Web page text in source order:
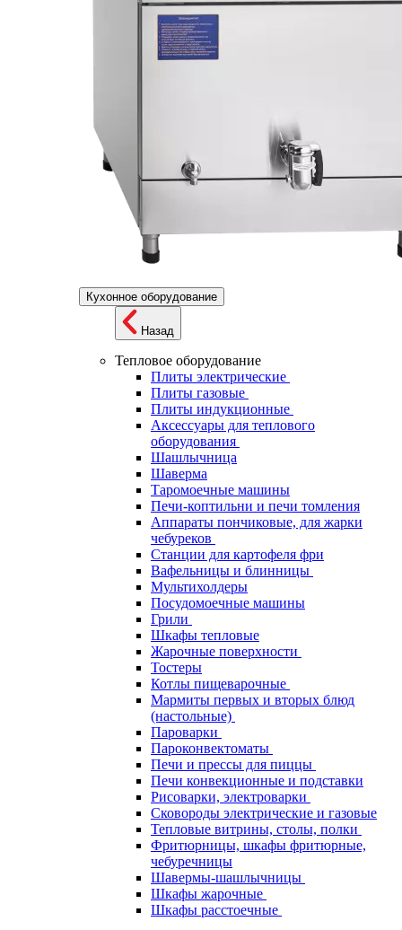
Кухонное оборудование
Назад
Тепловое оборудование
Плиты электрические
Плиты газовые
Плиты индукционные
Аксессуары для теплового
оборудования
Шашлычница
Шаверма
Таромоечные машины
Печи-коптильни и печи томления
Аппараты пончиковые, для жарки
чебуреков
Станции для картофеля фри
Вафельницы и блинницы
Мультихолдеры
Посудомоечные машины
Грили
Шкафы тепловые
Жарочные поверхности
Тостеры
Котлы пищеварочные
Мармиты первых и вторых блюд
(настольные)
Пароварки
Пароконвектоматы
Печи и прессы для пиццы
Печи конвекционные и подставки
Рисоварки, электроварки
Сковороды электрические и газовые
Тепловые витрины, столы, полки
Фритюрницы, шкафы фритюрные,
чебуречницы
Шавермы-шашлычницы
Шкафы жарочные
Шкафы расстоечные